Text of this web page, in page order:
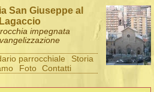
San Giuseppe al
Lagaccio
impegnata
parrocchiale
Storia
Foto Contatti